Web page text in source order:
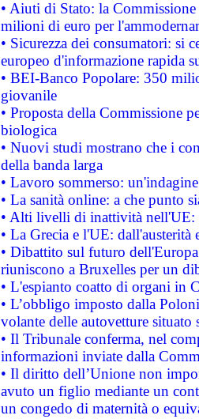
• Aiuti di Stato: la
milioni di euro per
• Sicurezza dei consumatori: si
europeo d'informazione rapida
• BEI-Banco Popolare: 350
giovanile
• Proposta della Commissione
biologica
• Nuovi studi mostrano che i
della banda larga
• Lavoro sommerso:
• La sanità online: a che punto
• Alti livelli di inattività nell'UE:
• La Grecia e l'UE: dall'austerità
• Dibattito sul futuro
riuniscono a Bruxelles per un
• L'espianto coatto di organi in
• L’obbligo imposto dalla
volante delle autovetture
• Il Tribunale conferma, nel
informazioni inviate dalla
• Il diritto dell’Unione non
avuto un figlio mediante un
un congedo di maternità o